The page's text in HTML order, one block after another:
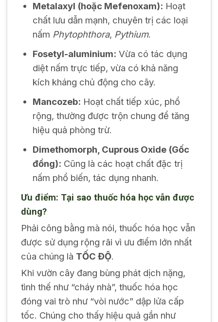
Metalaxyl (hoặc Mefenoxam): Hoạt
chất lưu dẫn mạnh, chuyên trị các loại
nấm Phytophthora, Pythium.
Fosetyl-aluminium: Vừa có tác dụng
diệt nấm trực tiếp, vừa có khả năng
kích kháng chủ động cho cây.
Mancozeb: Hoạt chất tiếp xúc, phổ
rộng, thường được trộn chung để tăng
hiệu quả phòng trừ.
Dimethomorph Cuprous Oxide(Gốc
đồng): Cũng là các hoạt chất đặc trị
nấm phổ biến, tác dụng nhanh.
Ưu điểm: Tại sao thuốc hóa học vẫn được
dùng?
Phải công bằng mà nói, thuốc hóa học vẫn
được sử dụng rộng rãi vì ưu điểm lớn nhất
của chúng là TỐC ĐỘ.
Khi vườn cây đang bùng phát dịch nặng,
tình thế như “cháy nhà”, thuốc hóa học
đóng vai trò như “vòi nước” dập lửa cấp
tốc. Chúng cho thấy hiệu quả gần như